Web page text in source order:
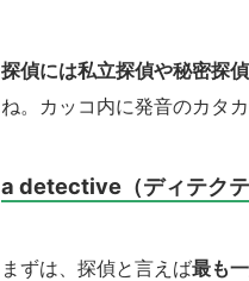
探偵には私立探偵や秘密探
ね。カッコ内に発音のカタ
a detective（ディテクテ
まずは、探偵と言えば最も